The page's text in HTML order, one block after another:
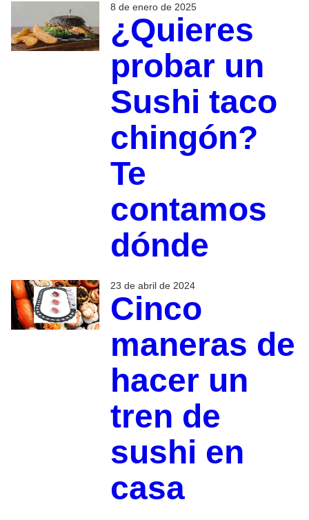
8 de enero de 2025
¿Quieres
probar un
Sushi taco
chingón?
Te
contamos
dónde
23 de abril de 2024
Cinco
maneras de
hacer un
tren de
sushi en
casa